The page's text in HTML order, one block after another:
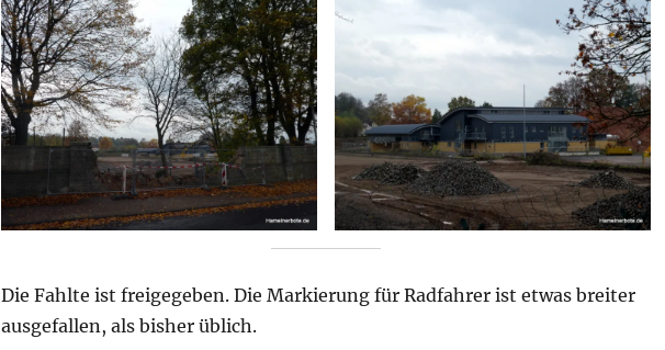
Die Fahlte ist freigegeben. Die Markierung für Radfahrer ist etwas breiter
ausgefallen, als bisher üblich.